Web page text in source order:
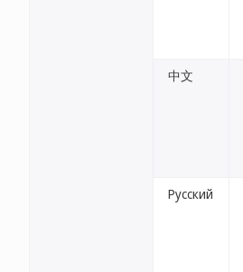
中文
Русский